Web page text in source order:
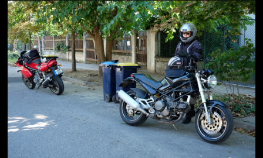
Jön még kép!